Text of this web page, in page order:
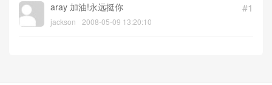
#1
aray 加油!永远挺你
jackson 2008-05-09 13:20:10